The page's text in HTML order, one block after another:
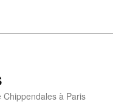
à Paris